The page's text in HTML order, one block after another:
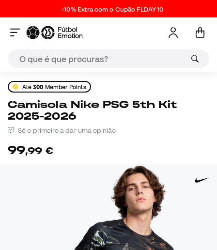
-10% Extra com o Cupão FLDAY10
Até300 Member Points
Camisola Nike PSG 5th Kit
2025-2026
Sê o primeiro a dar uma opinião
99,99 €